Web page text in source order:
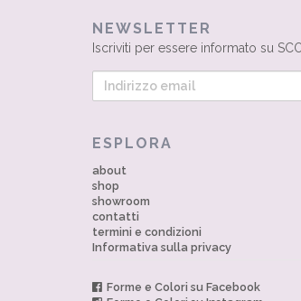
NEWSLETTER
Iscriviti per essere informato su
ESPLORA
about
shop
showroom
contatti
termini e condizioni
Informativa sulla privacy
Forme e Colori su Facebook